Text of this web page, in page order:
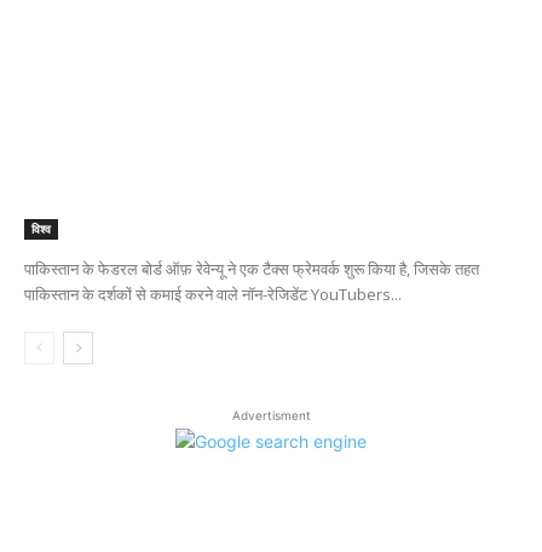
विश्व
पाकिस्तान के फेडरल बोर्ड ऑफ़ रेवेन्यू ने एक टैक्स फ्रेमवर्क शुरू किया है, जिसके तहत
पाकिस्तान के दर्शकों से कमाई करने वाले नॉन-रेजिडेंट YouTubers...
Advertisment